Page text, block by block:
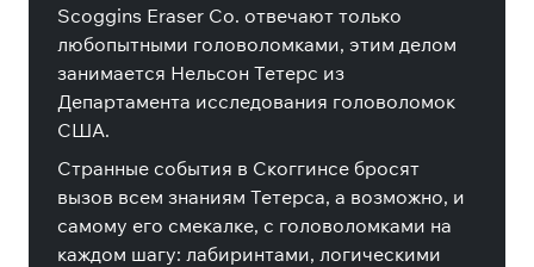
Scoggins Eraser Co. отвечают только
любопытными головоломками, этим делом
занимается Нельсон Тетерс из
Департамента исследования головоломок
США.
Странные события в Скоггинсе бросят
вызов всем знаниям Тетерса, а возможно, и
самому его смекалке, с головоломками на
каждом шагу: лабиринтами, логическими